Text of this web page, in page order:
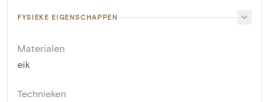
FYSIEKE EIGENSCHAPPEN
Materialen
eik
Technieken